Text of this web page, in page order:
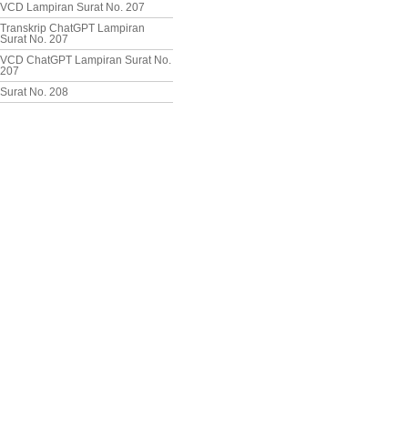
VCD Lampiran Surat No. 207
Transkrip ChatGPT Lampiran
Surat No. 207
VCD ChatGPT Lampiran Surat No.
207
Surat No. 208